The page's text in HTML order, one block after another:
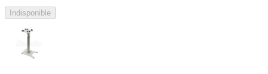
Indisponible